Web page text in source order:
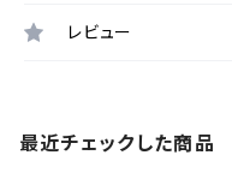
レビュー
最近チェックした商品